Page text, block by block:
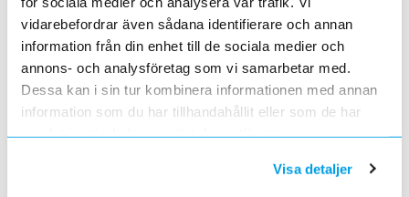
vidarebefordrar även sådana identifierare och annan
information från din enhet till de sociala medier och
annons- och analysföretag som vi samarbetar med.
Dessa kan i sin tur kombinera informationen med annan
information som du har tillhandahållit eller som de har
samlat in när du har använt deras tjänster.
Visa detaljer
långsiktigt värdeskapande och ansvarstagande aktör.
Tillsammans med våra intressenter ska vi bygga en
ansvarsfull värdekedja.
Tillämpning och ansvar
Denna policy ska vara känd och förstådd av alla
medarbetare och externa parter som utför arbete för
Sonepar Sverige AB:s räkning. Den gäller tills en reviderad